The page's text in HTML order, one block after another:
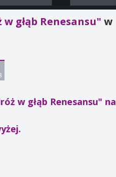
głąb Renesansu"w
w głąb Renesansu" na